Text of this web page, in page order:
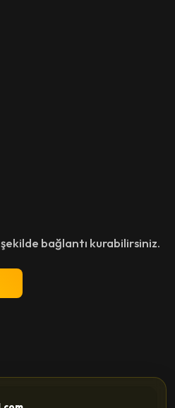
şekilde bağlantı kurabilirsiniz.